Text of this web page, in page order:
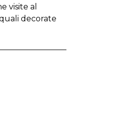
visite al
decorate